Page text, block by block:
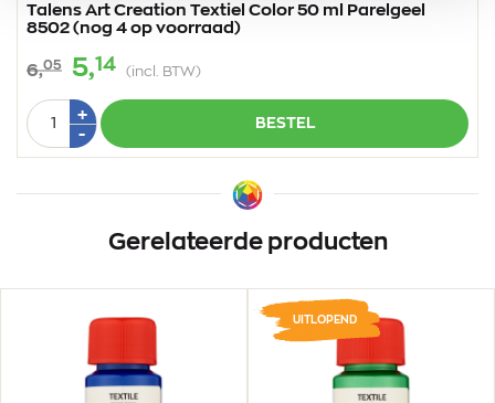
Talens Art Creation Textiel Color 50 ml Parelgeel
8502 (nog 4 op voorraad)
6,05 5,14 (incl. BTW)
Aantal
+Plus
-Min
1
BESTEL
Gerelateerde producten
UITLOPEND